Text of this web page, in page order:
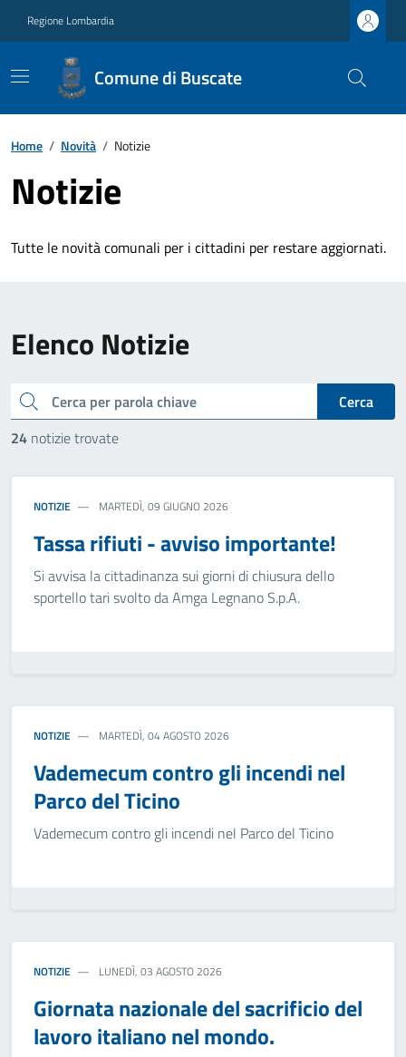
Regione Lombardia
Comune di Buscate
Home / Novità / Notizie
Notizie
Tutte le novità comunali per i cittadini per restare aggiornati.
Elenco Notizie
cerca
Cerca
24 notizie trovate
NOTIZIE MARTEDÌ, 09 GIUGNO 2026
Tassa rifiuti - avviso importante!
Si avvisa la cittadinanza sui giorni di chiusura dello
sportello tari svolto da Amga Legnano S.p.A.
NOTIZIE MARTEDÌ, 04 AGOSTO 2026
Vademecum contro gli incendi nel
Parco del Ticino
Vademecum contro gli incendi nel Parco del Ticino
NOTIZIE LUNEDÌ, 03 AGOSTO 2026
Giornata nazionale del sacrificio del
lavoro italiano nel mondo.